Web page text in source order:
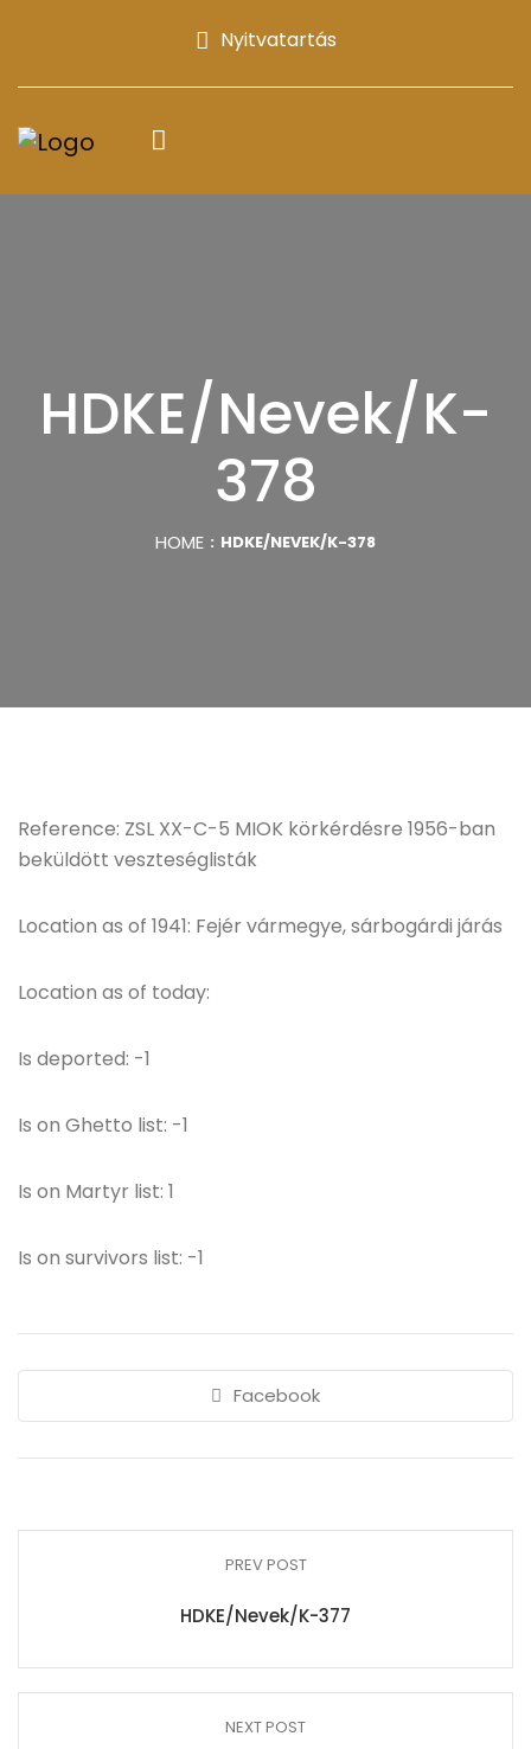
Nyitvatartás
HDKE/Nevek/K-
378
HOME HDKE/NEVEK/K-378
Reference: ZSL XX-C-5 MIOK körkérdésre 1956-ban
beküldött veszteséglisták
Location as of 1941: Fejér vármegye, sárbogárdi járás
Location as of today:
Is deported: -1
Is on Ghetto list: -1
Is on Martyr list: 1
Is on survivors list: -1
Facebook
PREV POST
HDKE/Nevek/K-377
NEXT POST